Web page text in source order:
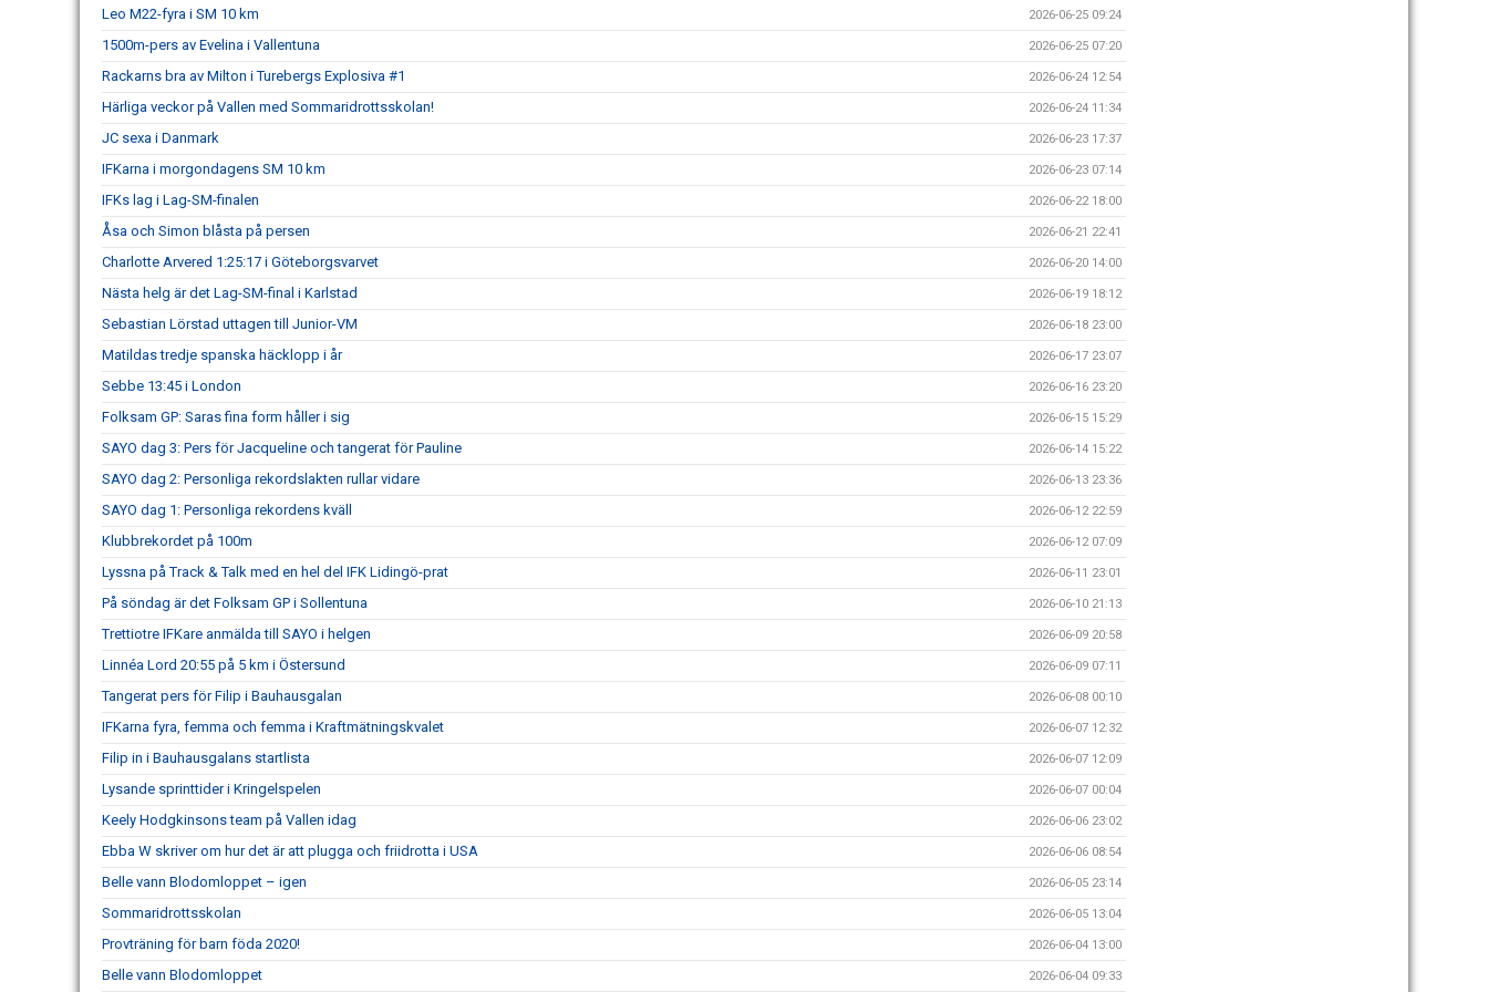
Leo M22-fyra i SM 10 km 2026-06-25 09:24
1500m-pers av Evelina i Vallentuna 2026-06-25 07:20
Rackarns bra av Milton i Turebergs Explosiva #1 2026-06-24 12:54
Härliga veckor på Vallen med Sommaridrottsskolan! 2026-06-24 11:34
JC sexa i Danmark 2026-06-23 17:37
IFKarna i morgondagens SM 10 km 2026-06-23 07:14
IFKs lag i Lag-SM-finalen 2026-06-22 18:00
Åsa och Simon blåsta på persen 2026-06-21 22:41
Charlotte Arvered 1:25:17 i Göteborgsvarvet 2026-06-20 14:00
Nästa helg är det Lag-SM-final i Karlstad 2026-06-19 18:12
Sebastian Lörstad uttagen till Junior-VM 2026-06-18 23:00
Matildas tredje spanska häcklopp i år 2026-06-17 23:07
Sebbe 13:45 i London 2026-06-16 23:20
Folksam GP: Saras fina form håller i sig 2026-06-15 15:29
SAYO dag 3: Pers för Jacqueline och tangerat för Pauline 2026-06-14 15:22
SAYO dag 2: Personliga rekordslakten rullar vidare 2026-06-13 23:36
SAYO dag 1: Personliga rekordens kväll 2026-06-12 22:59
Klubbrekordet på 100m 2026-06-12 07:09
Lyssna på Track & Talk med en hel del IFK Lidingö-prat 2026-06-11 23:01
På söndag är det Folksam GP i Sollentuna 2026-06-10 21:13
Trettiotre IFKare anmälda till SAYO i helgen 2026-06-09 20:58
Linnéa Lord 20:55 på 5 km i Östersund 2026-06-09 07:11
Tangerat pers för Filip i Bauhausgalan 2026-06-08 00:10
IFKarna fyra, femma och femma i Kraftmätningskvalet 2026-06-07 12:32
Filip in i Bauhausgalans startlista 2026-06-07 12:09
Lysande sprinttider i Kringelspelen 2026-06-07 00:04
Keely Hodgkinsons team på Vallen idag 2026-06-06 23:02
Ebba W skriver om hur det är att plugga och friidrotta i USA 2026-06-06 08:54
Belle vann Blodomloppet – igen 2026-06-05 23:14
Sommaridrottsskolan 2026-06-05 13:04
Provträning för barn föda 2020! 2026-06-04 13:00
Belle vann Blodomloppet 2026-06-04 09:33